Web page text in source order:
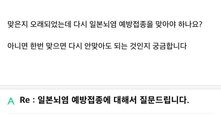
맞은지 오래되었는데 다시 일본뇌염 예방접종을 맞아야 하나요?
아니면 한번 맞으면 다시 안맞아도 되는 것인지 궁금합니다
Re : 일본뇌염 예방접종에 대해서 질문드립니다.